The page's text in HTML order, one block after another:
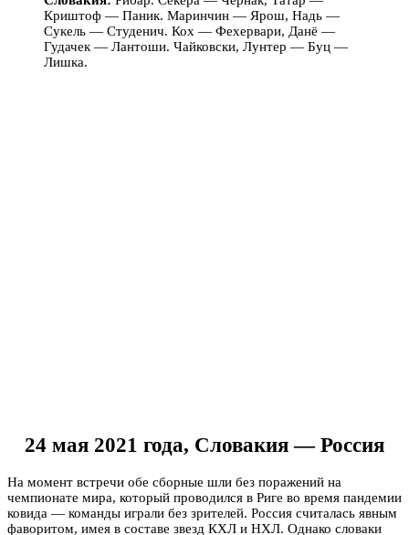
Криштоф — Паник. Маринчин — Ярош, Надь —
Сукель — Студенич. Кох — Фехервари, Данё —
Гудачек — Лантоши. Чайковски, Лунтер — Буц —
Лишка.
24 мая 2021 года, Словакия — Россия
На момент встречи обе сборные шли без поражений на
чемпионате мира, который проводился в Риге во время пандемии
ковида — команды играли без зрителей. Россия считалась явным
фаворитом, имея в составе звезд КХЛ и НХЛ. Однако словаки